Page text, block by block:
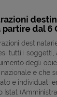
dal 6
tutti i soggetti,
degli
e che
e individuati
Istat